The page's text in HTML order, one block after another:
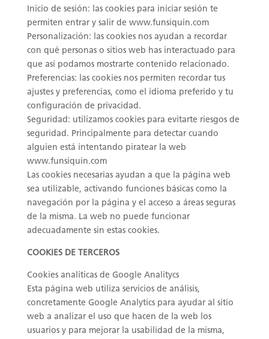
Inicio de sesión: las cookies para iniciar sesión te
permiten entrar y salir de www.funsiquin.com
Personalización: las cookies nos ayudan a recordar
con qué personas o sitios web has interactuado para
que así podamos mostrarte contenido relacionado.
Preferencias: las cookies nos permiten recordar tus
ajustes y preferencias, como el idioma preferido y tu
configuración de privacidad.
Seguridad: utilizamos cookies para evitarte riesgos de
seguridad. Principalmente para detectar cuando
alguien está intentando piratear la web
www.funsiquin.com
Las cookies necesarias ayudan a que la página web
sea utilizable, activando funciones básicas como la
navegación por la página y el acceso a áreas seguras
de la misma. La web no puede funcionar
adecuadamente sin estas cookies.
COOKIES DE TERCEROS
Cookies analíticas de Google Analitycs
Esta página web utiliza servicios de análisis,
concretamente Google Analytics para ayudar al sitio
web a analizar el uso que hacen de la web los
usuarios y para mejorar la usabilidad de la misma,